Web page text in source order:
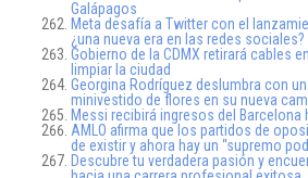
Galápagos
Meta desafía a Twitter con el
¿una nueva era en las redes sociales?
Gobierno de la CDMX retirará cables
limpiar la ciudad
Georgina Rodríguez deslumbra con un
minivestido de flores en su nueva
Messi recibirá ingresos del Barcelona
AMLO afirma que los partidos de
de existir y ahora hay un “supremo
Descubre tu verdadera pasión y